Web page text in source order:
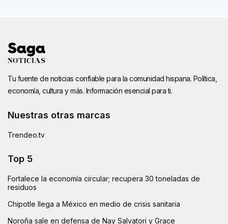
Tu fuente de noticias confiable para la comunidad hispana. Política,
economía, cultura y más. Información esencial para ti.
Nuestras otras marcas
Trendeo.tv
Top 5
Fortalece la economía circular; recupera 30 toneladas de
residuos
Chipotle llega a México en medio de crisis sanitaria
Noroña sale en defensa de Nay Salvatori y Grace